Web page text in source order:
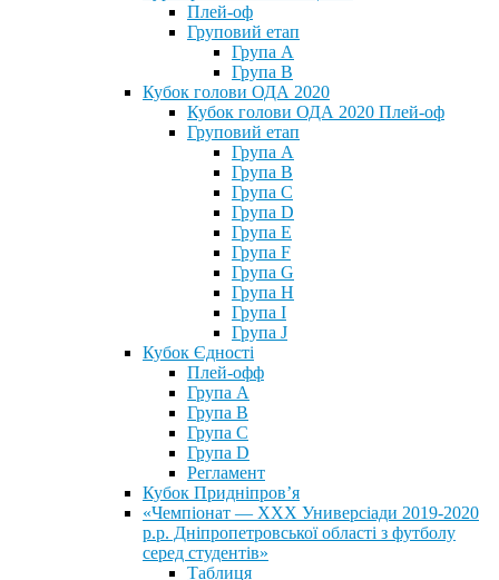
Плей-оф
Груповий етап
Група А
Група В
Кубок голови ОДА 2020
Кубок голови ОДА 2020 Плей-оф
Груповий етап
Група A
Група B
Група C
Група D
Група E
Група F
Група G
Група H
Група I
Група J
Кубок Єдності
Плей-офф
Група А
Група В
Група С
Група D
Регламент
Кубок Придніпров’я
«Чемпіонат — ХХХ Универсіади 2019-2020
р.р. Дніпропетровської області з футболу
серед студентів»
Таблиця